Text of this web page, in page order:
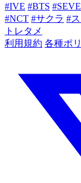
#IVE #BTS
#NCT #サクラ #
トレタメ
利用規約 各種ポ